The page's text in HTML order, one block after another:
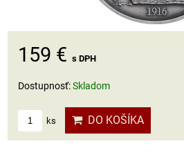
159 € s DPH
Dostupnosť:Skladom
ks DO KOŠÍKA